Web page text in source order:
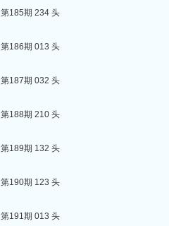
第185期 234 头
第186期 013 头
第187期 032 头
第188期 210 头
第189期 132 头
第190期 123 头
第191期 013 头